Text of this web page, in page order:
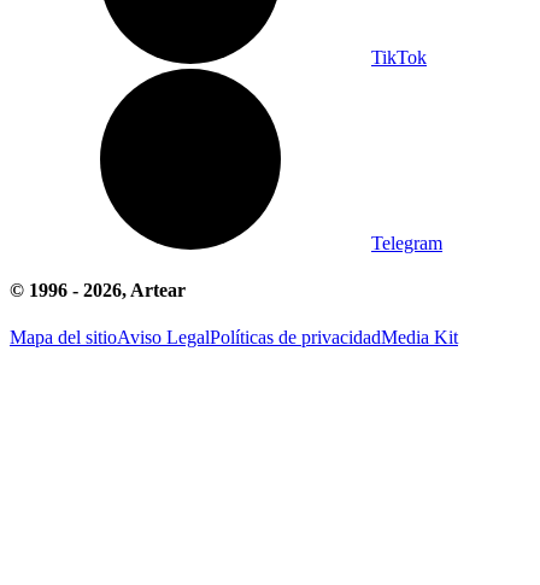
TikTok
Telegram
© 1996 - 2026, Artear
Mapa del sitioAviso LegalPolíticas de privacidadMedia Kit